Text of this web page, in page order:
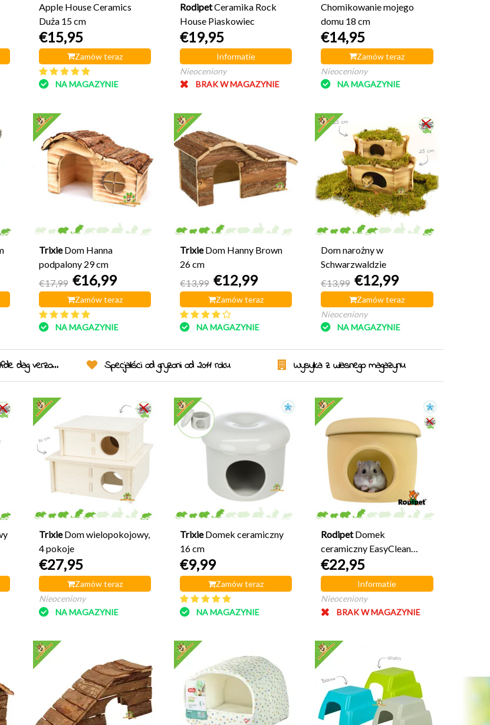
Apple House Ceramics
Duża 15 cm
€15,95
Zamów teraz
NA MAGAZYNIE
RodipetCeramika Rock
House Piaskowiec
€19,95
Informatie
Nieoceniony
BRAK W MAGAZYNIE
Chomikowanie mojego
domu 18 cm
€14,95
Zamów teraz
Nieoceniony
NA MAGAZYNIE
Trixie Dom Hanna
podpalony 29 cm
€17,99 €16,99
Zamów teraz
NA MAGAZYNIE
Trixie Dom Hanny Brown
26 cm
€13,99 €12,99
Zamów teraz
NA MAGAZYNIE
Dom narożny w
Schwarzwaldzie
€13,99 €12,99
Zamów teraz
Nieoceniony
NA MAGAZYNIE
verzonden! Specjaliści od gryzoni od 2011 roku Wysyłka z własnego magazynu
Trixie Dom wielopokojowy,
4 pokoje
€27,95
Zamów teraz
Nieoceniony
NA MAGAZYNIE
Trixie Domek ceramiczny
16 cm
€9,99
Zamów teraz
NA MAGAZYNIE
RodipetDomek
ceramiczny EasyClean
Advanced GOBi 17 cm
€22,95
Informatie
Nieoceniony
BRAK W MAGAZYNIE